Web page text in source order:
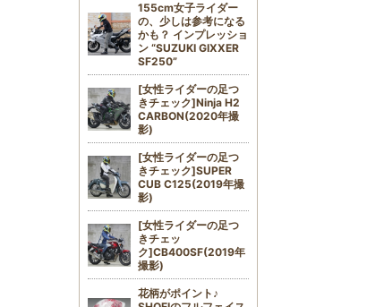
155cm女子ライダー
の、少しは参考になる
かも？ インプレッショ
ン “SUZUKI GIXXER
SF250”
[女性ライダーの足つ
きチェック]Ninja H2
CARBON(2020年撮
影)
[女性ライダーの足つ
きチェック]SUPER
CUB C125(2019年撮
影)
[女性ライダーの足つ
きチェッ
ク]CB400SF(2019年
撮影)
花柄がポイント♪